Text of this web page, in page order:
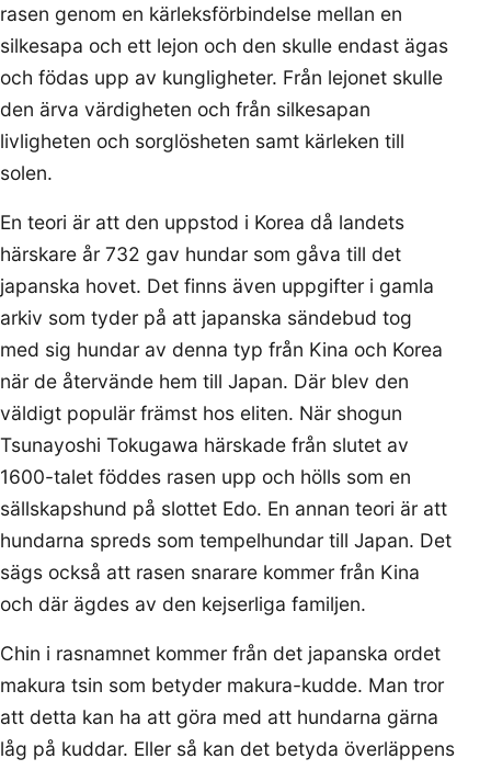
rasen genom en kärleksförbindelse mellan en
silkesapa och ett lejon och den skulle endast ägas
och födas upp av kungligheter. Från lejonet skulle
den ärva värdigheten och från silkesapan
livligheten och sorglösheten samt kärleken till
solen.
En teori är att den uppstod i Korea då landets
härskare år 732 gav hundar som gåva till det
japanska hovet. Det finns även uppgifter i gamla
arkiv som tyder på att japanska sändebud tog
med sig hundar av denna typ från Kina och Korea
när de återvände hem till Japan. Där blev den
väldigt populär främst hos eliten. När shogun
Tsunayoshi Tokugawa härskade från slutet av
1600-talet föddes rasen upp och hölls som en
sällskapshund på slottet Edo. En annan teori är att
hundarna spreds som tempelhundar till Japan. Det
sägs också att rasen snarare kommer från Kina
och där ägdes av den kejserliga familjen.
Chin i rasnamnet kommer från det japanska ordet
makura tsin som betyder makura-kudde. Man tror
att detta kan ha att göra med att hundarna gärna
låg på kuddar. Eller så kan det betyda överläppens